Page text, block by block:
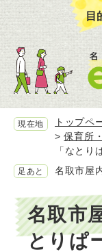
文
へ
目
現在地 トップペ
>保育所
「なとり
足あと 名取市屋
本
文
名取市
とりぱ